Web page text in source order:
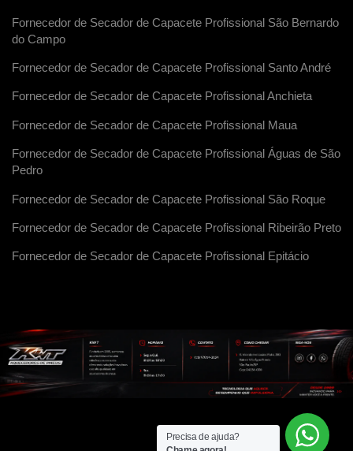
Fornecedor de Secador de Capacete Profissional São Bernardo
do Campo
Fornecedor de Secador de Capacete Profissional Santo André
Fornecedor de Secador de Capacete Profissional Anchieta
Fornecedor de Secador de Capacete Profissional Maua
Fornecedor de Secador de Capacete Profissional Águas de São
Pedro
Fornecedor de Secador de Capacete Profissional São Roque
Fornecedor de Secador de Capacete Profissional Ribeirão Preto
Fornecedor de Secador de Capacete Profissional Epitácio
Precisa de ajuda?